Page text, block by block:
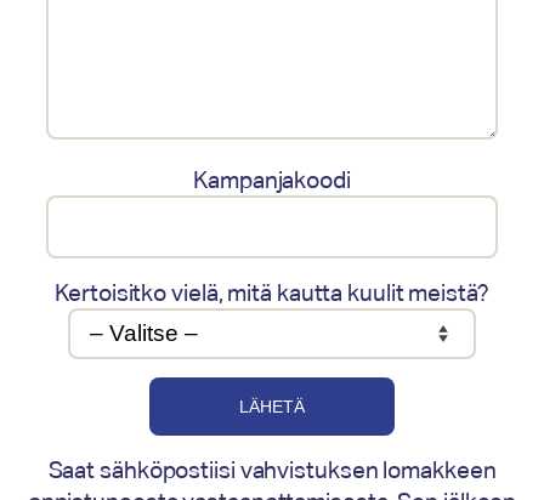
Kampanjakoodi
Kertoisitko vielä, mitä kautta kuulit meistä?
Saat sähköpostiisi vahvistuksen lomakkeen